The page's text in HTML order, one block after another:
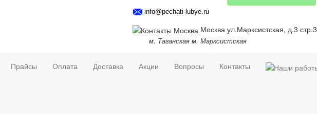
info@pechati-lubye.ru
Москва ул.Марксистская, д.3 стр.3
м. Таганская м. Марксистская
Прайсы Оплата Доставка Акции Вопросы Контакты